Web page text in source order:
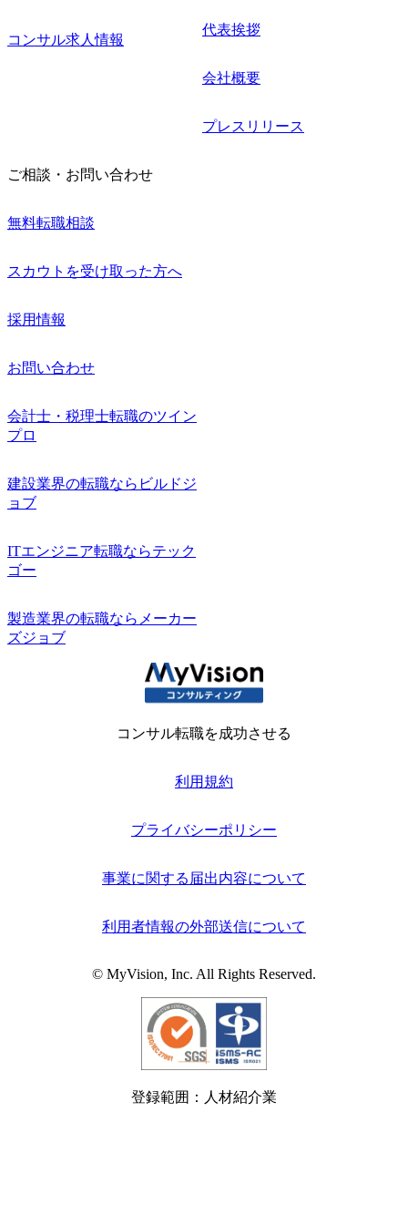
コンサル求人情報
代表挨拶
会社概要
プレスリリース
ご相談・お問い合わせ
無料転職相談
スカウトを受け取った方へ
採用情報
お問い合わせ
会計士・税理士転職のツイン
プロ
建設業界の転職ならビルドジ
ョブ
ITエンジニア転職ならテック
ゴー
製造業界の転職ならメーカー
ズジョブ
コンサル転職を成功させる
利用規約
プライバシーポリシー
事業に関する届出内容について
利用者情報の外部送信について
© MyVision, Inc. All Rights Reserved.
登録範囲：人材紹介業